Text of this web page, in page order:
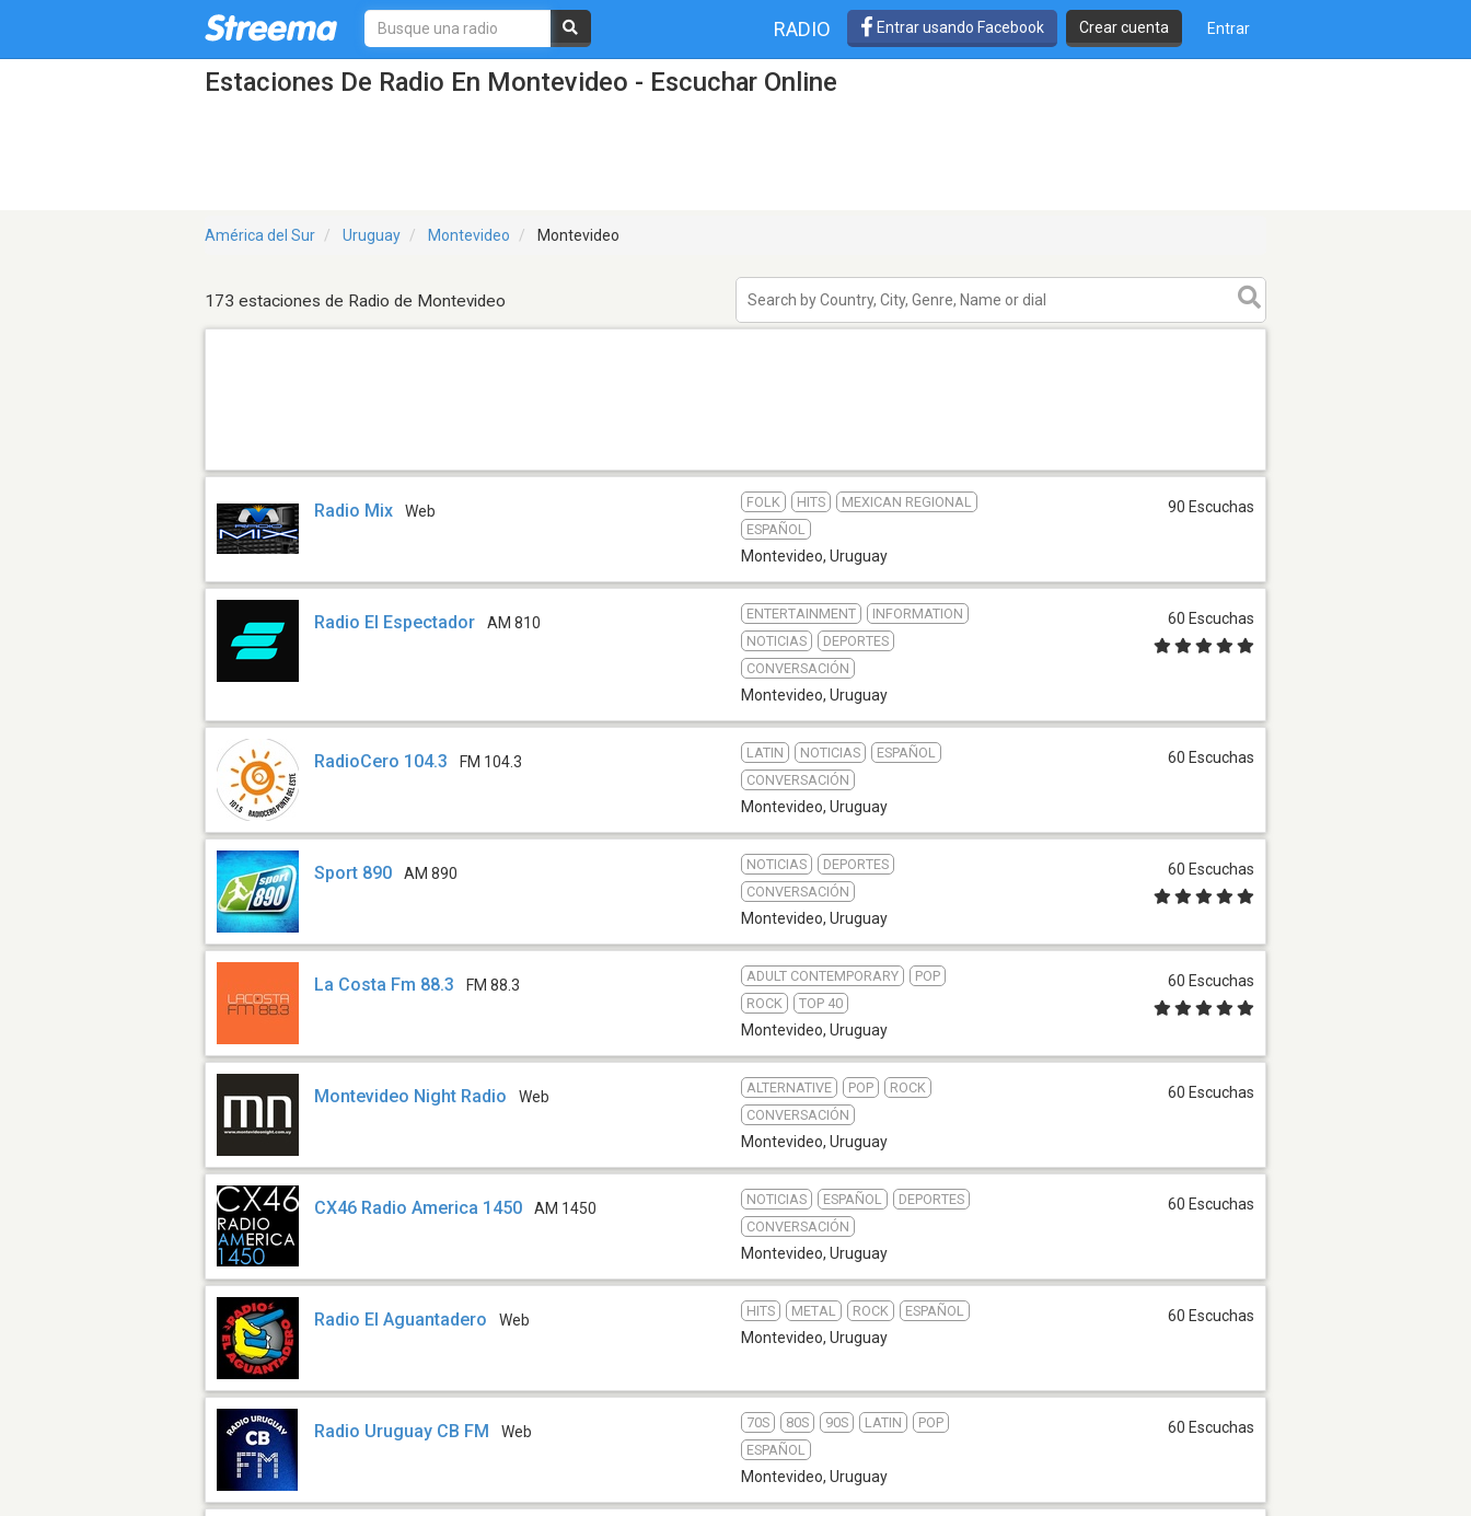
RADIO Entrar usando Facebook Crear cuenta Entrar
Estaciones De Radio En Montevideo - Escuchar Online
América del Sur Uruguay Montevideo Montevideo
173 estaciones de Radio de Montevideo
Radio Mix Web
FOLK HITS
MEXICAN REGIONAL
ESPAÑOL
Montevideo, Uruguay
90 Escuchas
Radio El Espectador AM 810
ENTERTAINMENT
INFORMATION
NOTICIAS
DEPORTES
CONVERSACIÓN
Montevideo, Uruguay
60 Escuchas
RadioCero 104.3 FM 104.3
LATIN NOTICIAS
ESPAÑOL
CONVERSACIÓN
Montevideo, Uruguay
60 Escuchas
Sport 890 AM 890
NOTICIAS
DEPORTES
CONVERSACIÓN
Montevideo, Uruguay
60 Escuchas
La Costa Fm 88.3 FM 88.3
ADULT CONTEMPORARY
POP
ROCK
TOP 40
Montevideo, Uruguay
60 Escuchas
Montevideo Night Radio Web
ALTERNATIVE POP
ROCK
CONVERSACIÓN
Montevideo, Uruguay
60 Escuchas
CX46 Radio America 1450 AM 1450
NOTICIAS ESPAÑOL
DEPORTES
CONVERSACIÓN
Montevideo, Uruguay
60 Escuchas
Radio El Aguantadero Web
HITS METAL ROCK ESPAÑOL
Montevideo, Uruguay
60 Escuchas
Radio Uruguay CB FM Web
70S 80S 90S LATIN
POP
ESPAÑOL
Montevideo, Uruguay
60 Escuchas